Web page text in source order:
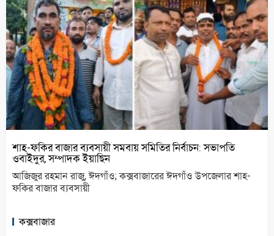
শাহ-ফকির বাজার ব্যবসায়ী সমবায় সমিতির নির্বাচন: সভাপতি
ওবাইদুর, সম্পাদক ইয়াছিন
আজিজুর রহমান রাজু, ঈদগাঁও; কক্সবাজারের ঈদগাঁও উপজেলার শাহ-
ফকির বাজার ব্যবসায়ী
কক্সবাজার